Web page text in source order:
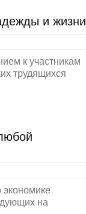
и жизни
к участникам
трудящихся
экономике
на